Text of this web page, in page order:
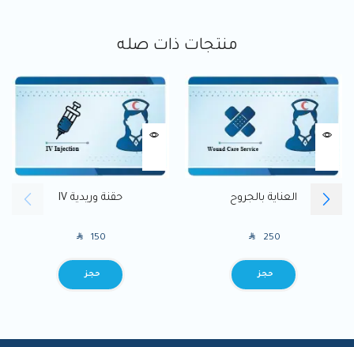
منتجات ذات صله
العناية بالجروح
SAR 250
BOOK
حقنة وريدية IV
SAR 150
BOOK